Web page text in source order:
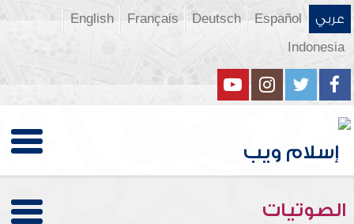
عربي Español
Deutsch
Français
English
Indonesia
الصوتيات